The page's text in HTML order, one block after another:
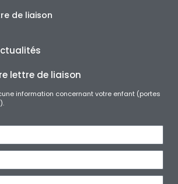
de liaison
lettre de liaison
information concernant votre enfant (portes